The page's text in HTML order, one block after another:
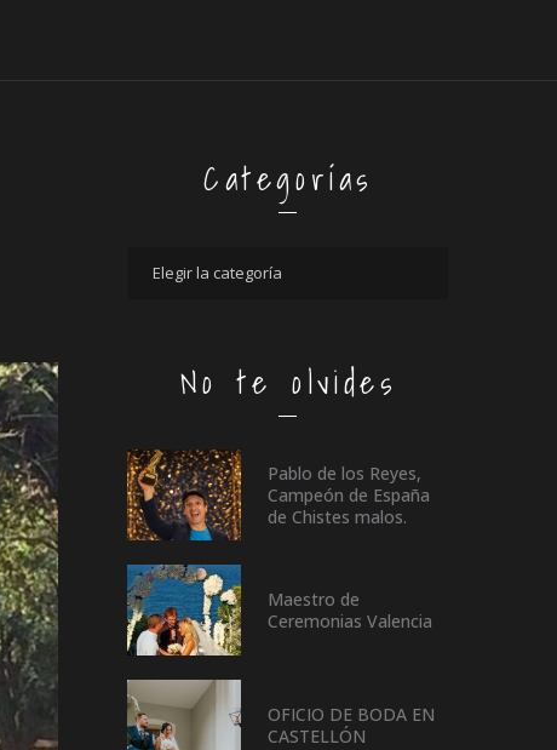
Categorías
No te olvides
Pablo de los Reyes,
Campeón de España
de Chistes malos.
Maestro de
Ceremonias Valencia
OFICIO DE BODA EN
CASTELLÓN